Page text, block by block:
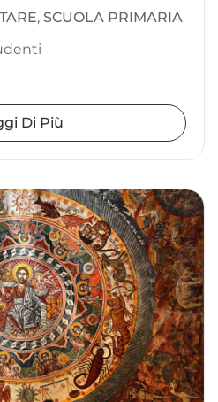
, SCUOLA PRIMARIA
Di Più